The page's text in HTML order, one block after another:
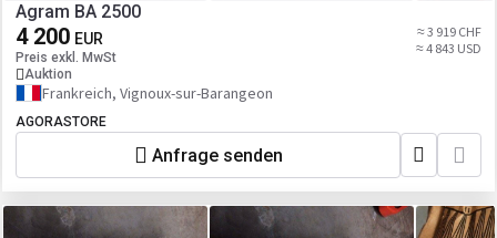
Agram BA 2500
4 200 EUR
Preis exkl. MwSt
Auktion
≈ 3 919 CHF
≈ 4 843 USD
Frankreich, Vignoux-sur-Barangeon
AGORASTORE
Anfrage senden